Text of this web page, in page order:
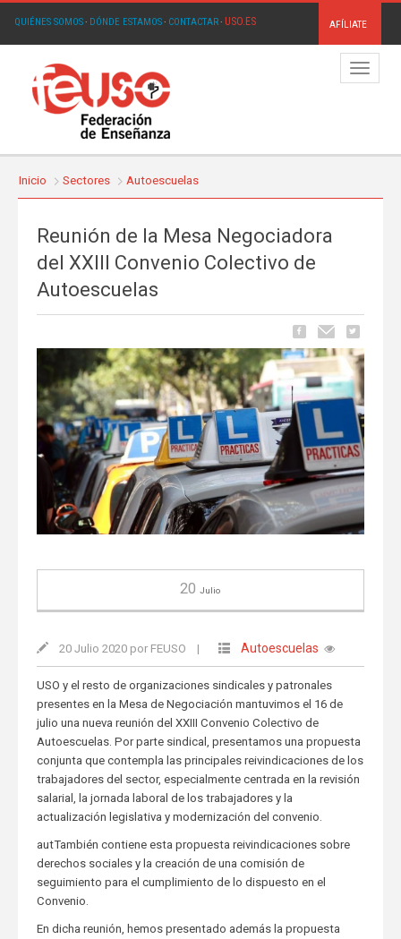
QUIÉNES SOMOS· DÓNDE ESTAMOS· CONTACTAR· USO.ES AFÍLIATE
Menú
Inicio Sectores Autoescuelas
Reunión de la Mesa Negociadora
del XXIII Convenio Colectivo de
Autoescuelas
20Julio
20 Julio 2020 por FEUSO | Autoescuelas
USO y el resto de organizaciones sindicales y patronales
presentes en la Mesa de Negociación mantuvimos el 16 de
julio una nueva reunión del XXIII Convenio Colectivo de
Autoescuelas. Por parte sindical, presentamos una propuesta
conjunta que contempla las principales reivindicaciones de los
trabajadores del sector, especialmente centrada en la revisión
salarial, la jornada laboral de los trabajadores y la
actualización legislativa y modernización del convenio.
autTambién contiene esta propuesta reivindicaciones sobre
derechos sociales y la creación de una comisión de
seguimiento para el cumplimiento de lo dispuesto en el
Convenio.
En dicha reunión, hemos presentado además la propuesta